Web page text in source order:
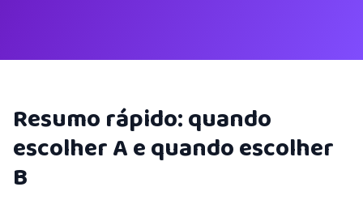
Resumo rápido: quando
escolher A e quando escolher
B